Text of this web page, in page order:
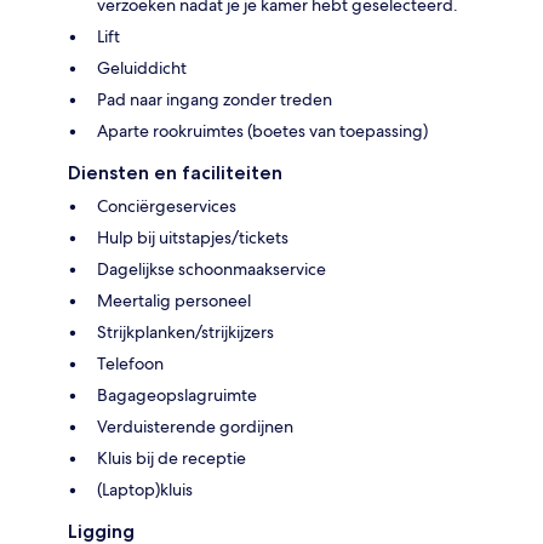
verzoeken nadat je je kamer hebt geselecteerd.
Lift
Geluiddicht
Pad naar ingang zonder treden
Aparte rookruimtes (boetes van toepassing)
Diensten en faciliteiten
Conciërgeservices
Hulp bij uitstapjes/tickets
Dagelijkse schoonmaakservice
Meertalig personeel
Strijkplanken/strijkijzers
Telefoon
Bagageopslagruimte
Verduisterende gordijnen
Kluis bij de receptie
(Laptop)kluis
Ligging